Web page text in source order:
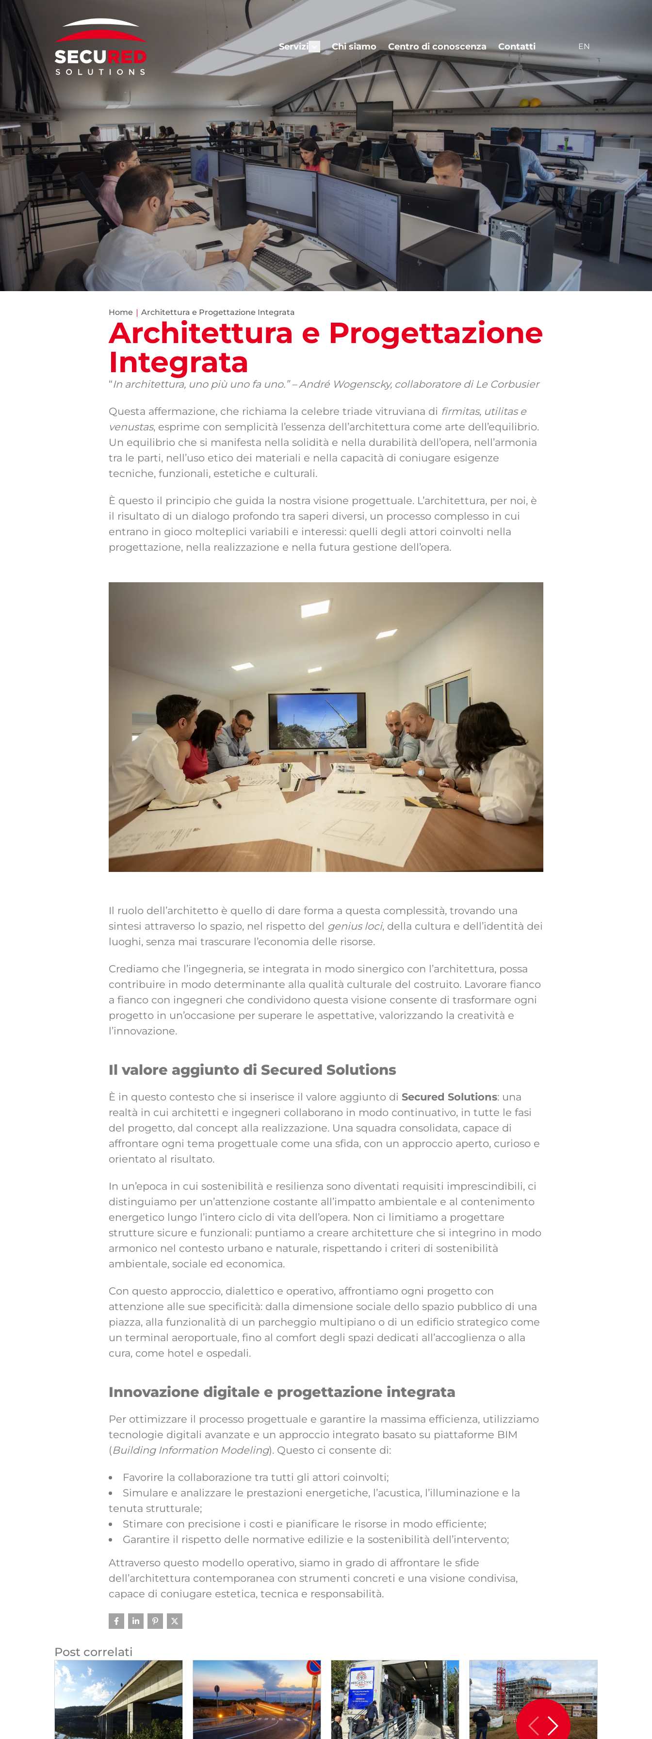
Servizi Chi siamo Centro di conoscenza Contatti EN
Home Architettura e Progettazione Integrata
Architettura e Progettazione
Integrata
“In architettura, uno più uno fa uno.” – André Wogenscky, collaboratore di Le Corbusier
Questa affermazione, che richiama la celebre triade vitruviana di firmitas, utilitas e
venustas, esprime con semplicità l’essenza dell’architettura come arte dell’equilibrio.
Un equilibrio che si manifesta nella solidità e nella durabilità dell’opera, nell’armonia
tra le parti, nell’uso etico dei materiali e nella capacità di coniugare esigenze
tecniche, funzionali, estetiche e culturali.
È questo il principio che guida la nostra visione progettuale. L’architettura, per noi, è
il risultato di un dialogo profondo tra saperi diversi, un processo complesso in cui
entrano in gioco molteplici variabili e interessi: quelli degli attori coinvolti nella
progettazione, nella realizzazione e nella futura gestione dell’opera.
Il ruolo dell’architetto è quello di dare forma a questa complessità, trovando una
sintesi attraverso lo spazio, nel rispetto del genius loci, della cultura e dell’identità dei
luoghi, senza mai trascurare l’economia delle risorse.
Crediamo che l’ingegneria, se integrata in modo sinergico con l’architettura, possa
contribuire in modo determinante alla qualità culturale del costruito. Lavorare fianco
a fianco con ingegneri che condividono questa visione consente di trasformare ogni
progetto in un’occasione per superare le aspettative, valorizzando la creatività e
l’innovazione.
Il valore aggiunto di Secured Solutions
È in questo contesto che si inserisce il valore aggiunto di Secured Solutions: una
realtà in cui architetti e ingegneri collaborano in modo continuativo, in tutte le fasi
del progetto, dal concept alla realizzazione. Una squadra consolidata, capace di
affrontare ogni tema progettuale come una sfida, con un approccio aperto, curioso e
orientato al risultato.
In un’epoca in cui sostenibilità e resilienza sono diventati requisiti imprescindibili, ci
distinguiamo per un’attenzione costante all’impatto ambientale e al contenimento
energetico lungo l’intero ciclo di vita dell’opera. Non ci limitiamo a progettare
strutture sicure e funzionali: puntiamo a creare architetture che si integrino in modo
armonico nel contesto urbano e naturale, rispettando i criteri di sostenibilità
ambientale, sociale ed economica.
Con questo approccio, dialettico e operativo, affrontiamo ogni progetto con
attenzione alle sue specificità: dalla dimensione sociale dello spazio pubblico di una
piazza, alla funzionalità di un parcheggio multipiano o di un edificio strategico come
un terminal aeroportuale, fino al comfort degli spazi dedicati all’accoglienza o alla
cura, come hotel e ospedali.
Innovazione digitale e progettazione integrata
Per ottimizzare il processo progettuale e garantire la massima efficienza, utilizziamo
tecnologie digitali avanzate e un approccio integrato basato su piattaforme BIM
(Building Information Modeling). Questo ci consente di:
Favorire la collaborazione tra tutti gli attori coinvolti;
Simulare e analizzare le prestazioni energetiche, l’acustica, l’illuminazione e la
tenuta strutturale;
Stimare con precisione i costi e pianificare le risorse in modo efficiente;
Garantire il rispetto delle normative edilizie e la sostenibilità dell’intervento;
Attraverso questo modello operativo, siamo in grado di affrontare le sfide
dell’architettura contemporanea con strumenti concreti e una visione condivisa,
capace di coniugare estetica, tecnica e responsabilità.
Post correlati